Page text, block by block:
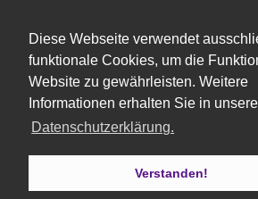
Diese Webseite verwendet
funktionale Cookies, um die
Website zu gewährleisten. Weitere
Informationen erhalten Sie in
Datenschutzerklärung.
Verstanden!